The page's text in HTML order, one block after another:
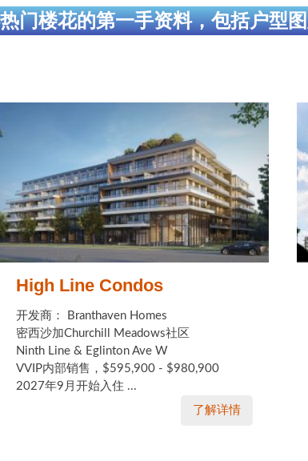
门楼花的第一手资料，包括户型
High Line Condos
开发商： Branthaven Homes
密西沙加Churchill Meadows社区
Ninth Line & Eglinton Ave W
VVIP内部销售，$595,900 - $980,900
2027年9月开始入住 ...
了解详情